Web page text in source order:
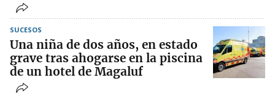
SUCESOS
Una niña de dos años, en estado
grave tras ahogarse en la piscina
de un hotel de Magaluf